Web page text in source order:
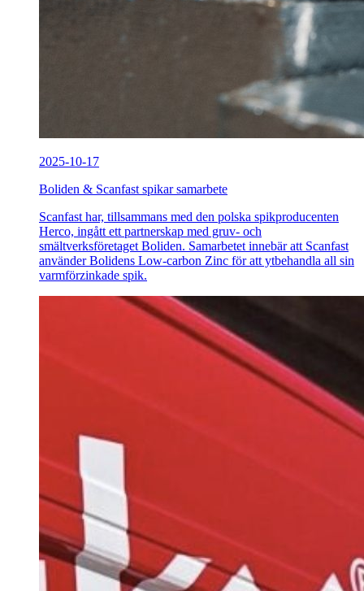
2025-10-17
Boliden & Scanfast spikar samarbete
Scanfast har, tillsammans med den polska spikproducenten
Herco, ingått ett partnerskap med gruv- och
smältverksföretaget Boliden. Samarbetet innebär att Scanfast
använder Bolidens Low-carbon Zinc för att ytbehandla all sin
varmförzinkade spik.